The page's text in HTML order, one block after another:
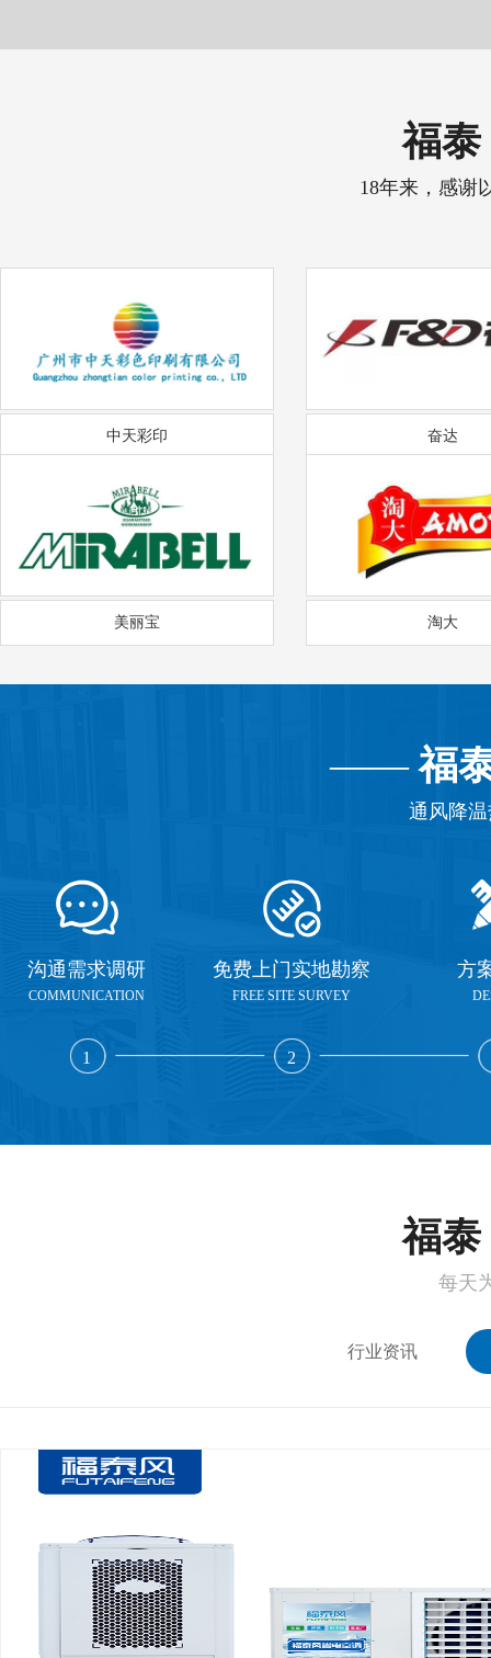
福泰
18年来，感谢
中天彩印 奋达
美丽宝 淘大
——福
通风降
沟通需求调研
COMMUNICATION
1
免费上门实地勘察
FREE SITE SURVEY
2
方
福泰
每天
行业资讯